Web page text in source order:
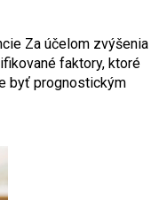
Za účelom zvýšenia
faktory, ktoré
byť prognostickým